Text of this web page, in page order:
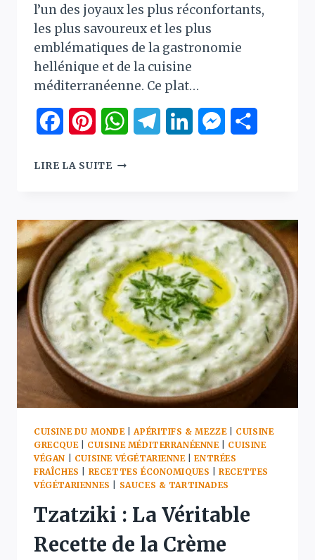
l’un des joyaux les plus réconfortants,
les plus savoureux et les plus
emblématiques de la gastronomie
hellénique et de la cuisine
méditerranéenne. Ce plat…
FacebookPinterestWhatsAppTelegramLinkedInMessenger
LIRE LA SUITEKLEFTIKO
RECETTE
DE
L’AGNEAU
GREC
RÔTI
AU
FOUR
CUISINE DU MONDE|APÉRITIFS & MEZZE| CUISINE
GRECQUE| CUISINE MÉDITERRANÉENNE| CUISINE
VÉGAN
CUISINE VÉGÉTARIENNE|ENTRÉES
FRAÎCHES
RECETTES ÉCONOMIQUES |RECETTES
VÉGÉTARIENNES
SAUCES & TARTINADES
Tzatziki : La Véritable
Recette de la Crème